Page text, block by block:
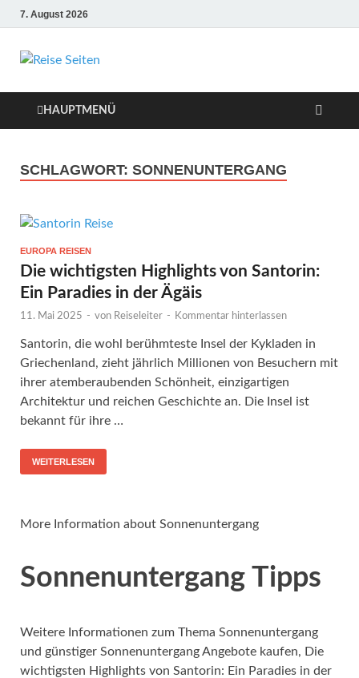
7. August 2026
Die besten Reise-
Webseiten für
Ihre perfekte
Reiseplanung
HAUPTMENÜ
SCHLAGWORT: SONNENUNTERGANG
EUROPA REISEN
Die wichtigsten Highlights von Santorin:
Ein Paradies in der Ägäis
11. Mai 2025 - von Reiseleiter - Kommentar hinterlassen
Santorin, die wohl berühmteste Insel der Kykladen in
Griechenland, zieht jährlich Millionen von Besuchern mit
ihrer atemberaubenden Schönheit, einzigartigen
Architektur und reichen Geschichte an. Die Insel ist
bekannt für ihre …
WEITERLESEN
More Information about Sonnenuntergang
Sonnenuntergang Tipps
Weitere Informationen zum Thema Sonnenuntergang
und günstiger Sonnenuntergang Angebote kaufen, Die
wichtigsten Highlights von Santorin: Ein Paradies in der